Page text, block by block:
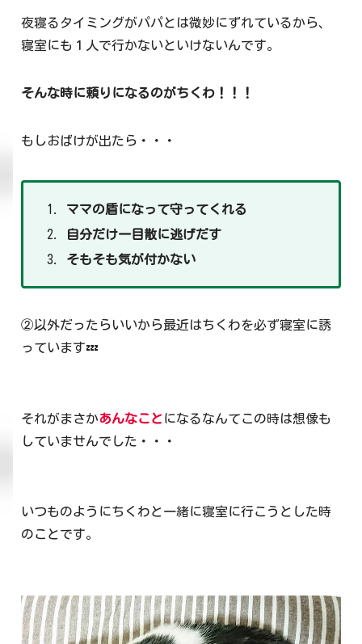
夜寝るタイミングがパパとは微妙にずれているから、
寝室にも１人で行かないといけないんです。
そんな時に頼りになるのがちくわ！！！
もしおばけが出たら・・・
ママの盾になって守ってくれる
自分だけ一目散に逃げだす
そもそも気が付かない
②以外だったらいいから最近はちくわを必ず寝室に誘
っています💤
それがまさかあんなこと になるなんてこの時は想像も
していませんでした・・・
いつものようにちくわと一緒に寝室に行こうとした時
のことです。